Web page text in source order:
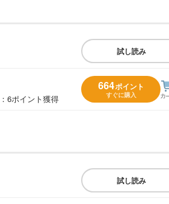
試し読み
：6ポイント獲得
664ポイント
すぐに購入
試し読み